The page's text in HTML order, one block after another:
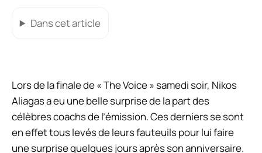
Dans cet article
Lors de la finale de « The Voice » samedi soir, Nikos
Aliagas a eu une belle surprise de la part des
célèbres coachs de l’émission. Ces derniers se sont
en effet tous levés de leurs fauteuils pour lui faire
une surprise quelques jours après son anniversaire.